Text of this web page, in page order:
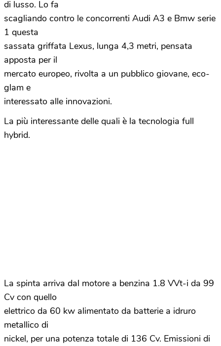
di lusso. Lo fa
scagliando contro le concorrenti Audi A3 e Bmw serie
1 questa
sassata griffata Lexus, lunga 4,3 metri, pensata
apposta per il
mercato europeo, rivolta a un pubblico giovane, eco-
glam e
interessato alle innovazioni.
La più interessante delle quali è la tecnologia full
hybrid.
La spinta arriva dal motore a benzina 1.8 VVt-i da 99
Cv con quello
elettrico da 60 kw alimentato da batterie a idruro
metallico di
nickel, per una potenza totale di 136 Cv. Emissioni di